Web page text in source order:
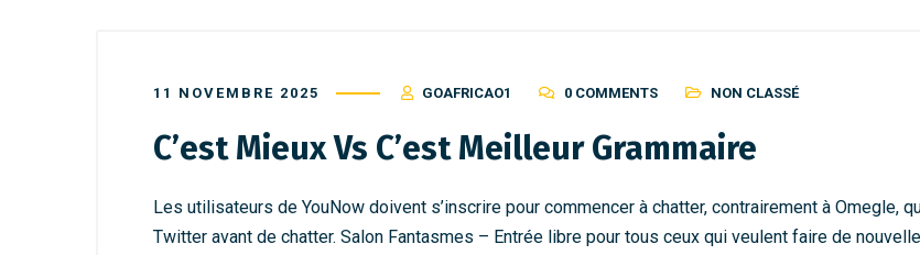
11 NOVEMBRE 2025 GOAFRICAO1 0 COMMENTS NON CLASSÉ
C’est Mieux Vs C’est Meilleur Grammaire
Les utilisateurs de YouNow doivent s’inscrire pour commencer à chatter, contrairement à Omegle,
Twitter avant de chatter. Salon Fantasmes – Entrée libre pour tous ceux qui veulent faire de